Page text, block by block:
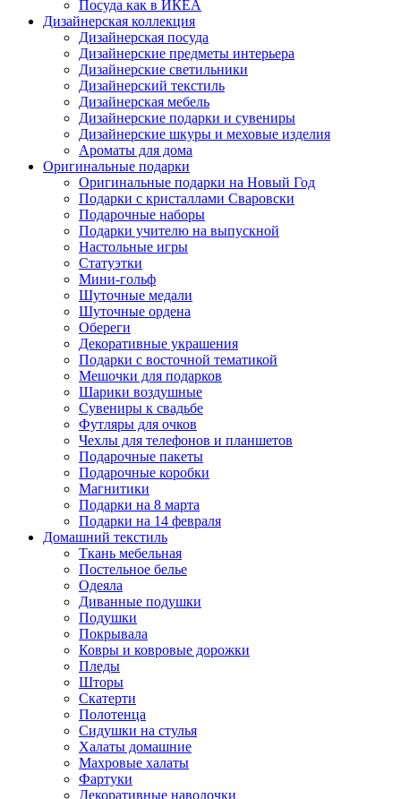
Посуда как в ИКЕА
Дизайнерская коллекция
Дизайнерская посуда
Дизайнерские предметы интерьера
Дизайнерские светильники
Дизайнерский текстиль
Дизайнерская мебель
Дизайнерские подарки и сувениры
Дизайнерские шкуры и меховые изделия
Ароматы для дома
Оригинальные подарки
Оригинальные подарки на Новый Год
Подарки с кристаллами Сваровски
Подарочные наборы
Подарки учителю на выпускной
Настольные игры
Статуэтки
Мини-гольф
Шуточные медали
Шуточные ордена
Обереги
Декоративные украшения
Подарки с восточной тематикой
Мешочки для подарков
Шарики воздушные
Сувениры к свадьбе
Футляры для очков
Чехлы для телефонов и планшетов
Подарочные пакеты
Подарочные коробки
Магнитики
Подарки на 8 марта
Подарки на 14 февраля
Домашний текстиль
Ткань мебельная
Постельное белье
Одеяла
Диванные подушки
Подушки
Покрывала
Ковры и ковровые дорожки
Пледы
Шторы
Скатерти
Полотенца
Сидушки на стулья
Халаты домашние
Махровые халаты
Фартуки
Декоративные наволочки